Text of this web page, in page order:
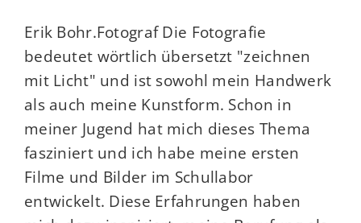
Erik Bohr.Fotograf Die Fotografie
bedeutet wörtlich übersetzt "zeichnen
mit Licht" und ist sowohl mein Handwerk
als auch meine Kunstform. Schon in
meiner Jugend hat mich dieses Thema
fasziniert und ich habe meine ersten
Filme und Bilder im Schullabor
entwickelt. Diese Erfahrungen haben